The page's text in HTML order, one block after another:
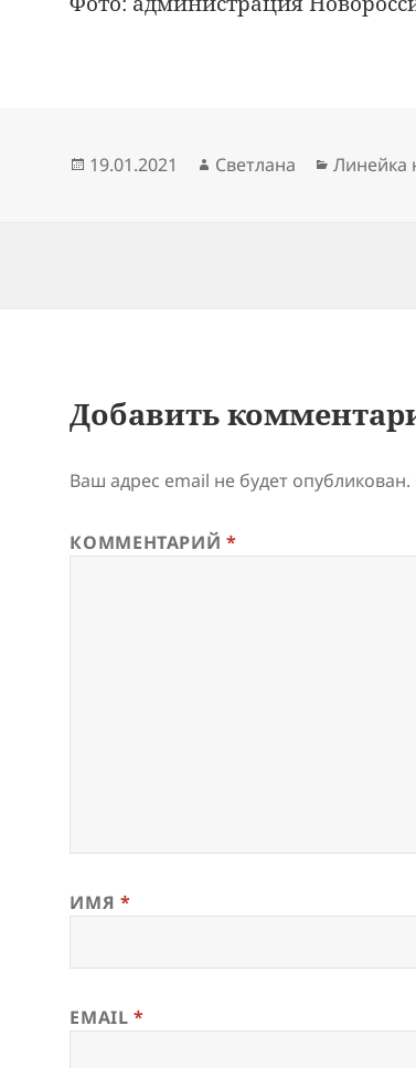
Опубликовано
19.01.2021 Автор
Светлана Рубрики
Линейка
Добавить
Ваш адрес email не будет опубликован.
КОММЕНТАРИЙ*
ИМЯ *
EMAIL*